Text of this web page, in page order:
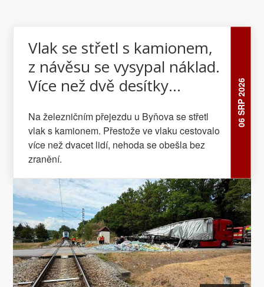
06 SRP 2026
Vlak se střetl s kamionem,
z návěsu se vysypal náklad.
Více než dvě desítky
Na železničním přejezdu u Byňova se střetl
vlak s kamionem. Přestože ve vlaku cestovalo
více než dvacet lidí, nehoda se obešla bez
zranění.